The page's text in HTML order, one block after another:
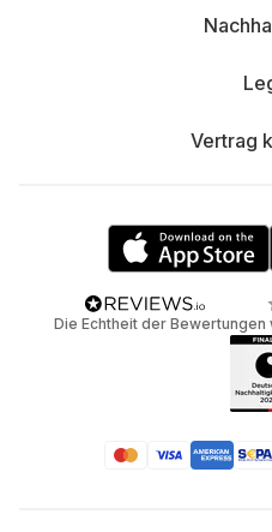
Vertrag
Die Echtheit der